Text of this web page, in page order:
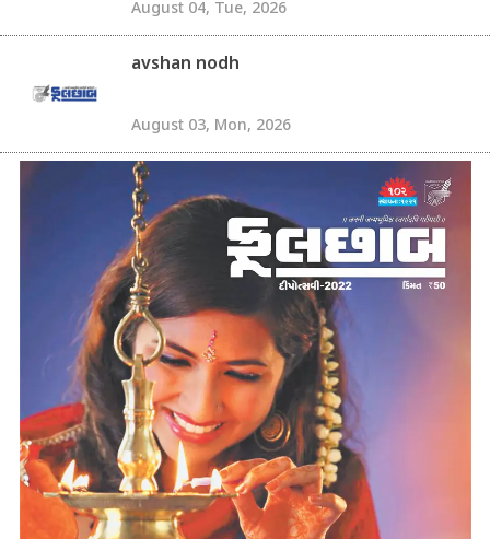
August 04, Tue, 2026
avshan nodh
August 03, Mon, 2026